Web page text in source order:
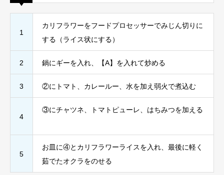
1
カリフラワーをフードプロセッサーでみじん切りに
する（ライス状にする）
2 鍋にギーを入れ、【A】を入れて炒める
3 ②にトマト、カレールー、水を加え弱火で煮込む⠀
4
③にチャツネ、トマトピューレ、はちみつを加える
5
お皿に④とカリフラワーライスを入れ、最後に軽く
茹でたオクラをのせる